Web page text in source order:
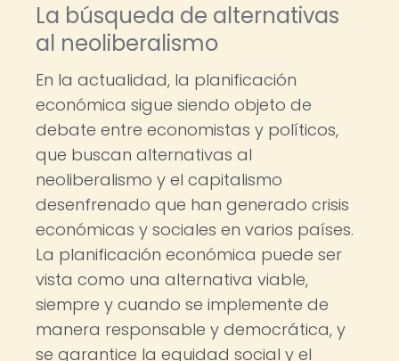
La búsqueda de alternativas
al neoliberalismo
En la actualidad, la planificación
económica sigue siendo objeto de
debate entre economistas y políticos,
que buscan alternativas al
neoliberalismo y el capitalismo
desenfrenado que han generado crisis
económicas y sociales en varios países.
La planificación económica puede ser
vista como una alternativa viable,
siempre y cuando se implemente de
manera responsable y democrática, y
se garantice la equidad social y el